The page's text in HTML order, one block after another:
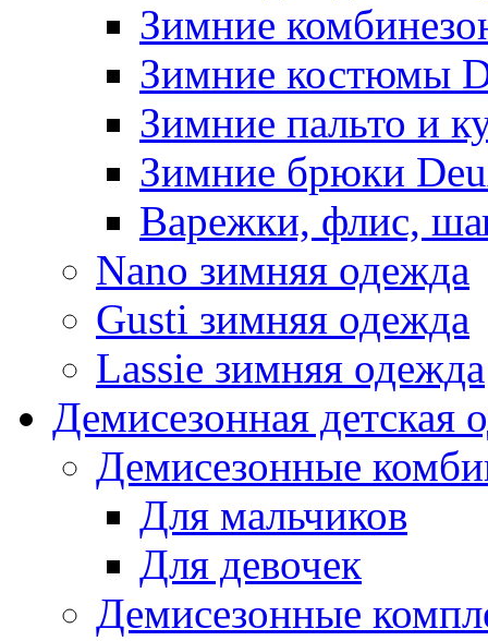
Зимние
Зимние костюмы
Зимние пальто и
Зимние брюки
Варежки, флис,
Nano зимняя одежда
Gusti зимняя одежда
Lassie зимняя одежда
Демисезонная детская
Демисезонные
Для мальчиков
Для девочек
Демисезонные